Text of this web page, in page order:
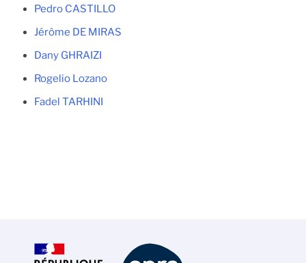
Pedro CASTILLO
Jérôme DE MIRAS
Dany GHRAIZI
Rogelio Lozano
Fadel TARHINI